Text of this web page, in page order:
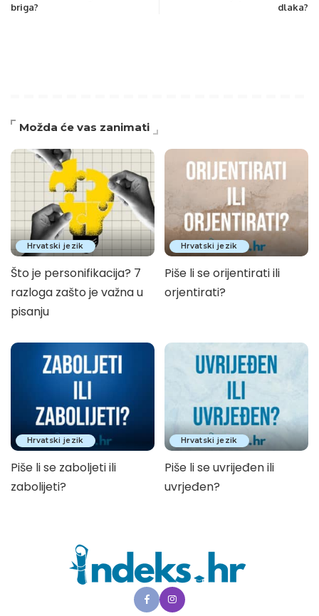
briga?
dlaka?
Možda će vas zanimati
Hrvatski jezik
Što je personifikacija? 7
razloga zašto je važna u
pisanju
Hrvatski jezik
Piše li se orijentirati ili
orjentirati?
Hrvatski jezik
Piše li se zaboljeti ili
zabolijeti?
Hrvatski jezik
Piše li se uvrijeđen ili
uvrjeđen?